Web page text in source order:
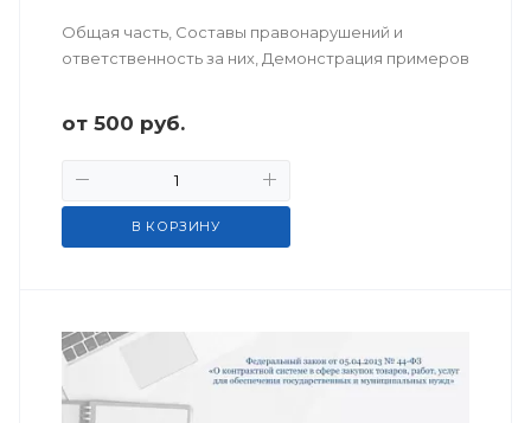
Общая часть, Составы правонарушений и
ответственность за них, Демонстрация примеров
от 500 руб.
В КОРЗИНУ